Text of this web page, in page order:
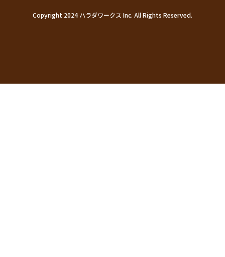
Copyright 2024 ハラダワークス Inc. All Rights Reserved.